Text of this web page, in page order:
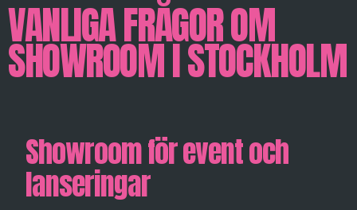
VANLIGA FRÅGOR OM
SHOWROOM I STOCKHOLM
Showroom för event och
lanseringar